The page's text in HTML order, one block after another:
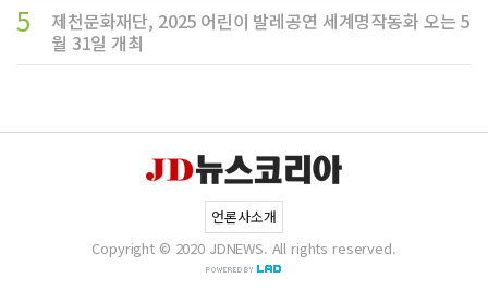
5
제천문화재단, 2025 어린이 발레공연 세계명작동화 오는 5
월 31일 개최
언론사소개
Copyright © 2020 JDNEWS. All rights reserved.